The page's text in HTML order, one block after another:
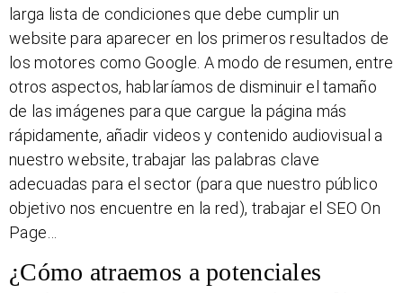
larga lista de condiciones que debe cumplir un
website para aparecer en los primeros resultados de
los motores como Google. A modo de resumen, entre
otros aspectos, hablaríamos de disminuir el tamaño
de las imágenes para que cargue la página más
rápidamente, añadir videos y contenido audiovisual a
nuestro website, trabajar las palabras clave
adecuadas para el sector (para que nuestro público
objetivo nos encuentre en la red), trabajar el SEO On
Page…
¿Cómo atraemos a potenciales